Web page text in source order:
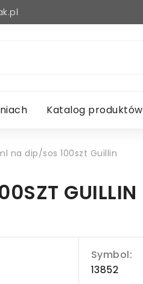
Katalog produktów
na dip/sos 100szt Guillin
GUILLIN
Symbol:
13852